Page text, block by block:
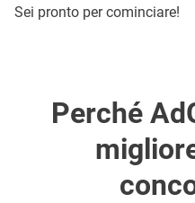
Sei pronto per cominciare!
Perché